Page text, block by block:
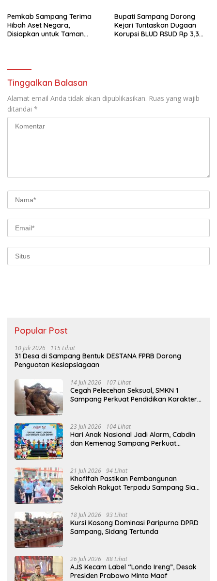
Pemkab Sampang Terima
Hibah Aset Negara,
Disiapkan untuk Taman
Bupati Sampang Dorong
Kejari Tuntaskan Dugaan
Korupsi BLUD RSUD Rp 3,3
Tinggalkan Balasan
Alamat email Anda tidak akan dipublikasikan. Ruas yang wajib
ditandai *
Popular Post
10 Juli 2026 115 Lihat
31 Desa di Sampang Bentuk DESTANA FPRB Dorong
Penguatan Kesiapsiagaan
14 Juli 2026 107 Lihat
Cegah Pelecehan Seksual, SMKN 1
Sampang Perkuat Pendidikan Karakter
23 Juli 2026 104 Lihat
Hari Anak Nasional Jadi Alarm, Cabdin
dan Kemenag Sampang Perkuat
21 Juli 2026 94 Lihat
Khofifah Pastikan Pembangunan
Sekolah Rakyat Terpadu Sampang Siap
18 Juli 2026 93 Lihat
Kursi Kosong Dominasi Paripurna DPRD
Sampang, Sidang Tertunda
26 Juli 2026 88 Lihat
AJS Kecam Label “Londo Ireng”, Desak
Presiden Prabowo Minta Maaf